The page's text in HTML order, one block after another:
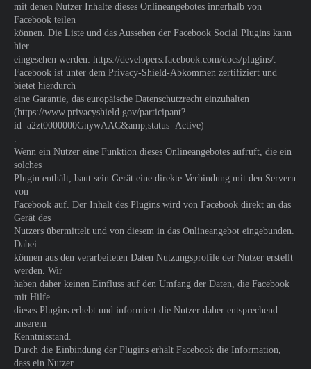
mit denen Nutzer Inhalte dieses Onlineangebotes innerhalb von
Facebook teilen
können. Die Liste und das Aussehen der Facebook Social Plugins kann
hier
eingesehen werden: https://developers.facebook.com/docs/plugins/.
Facebook ist unter dem Privacy-Shield-Abkommen zertifiziert und
bietet hierdurch
eine Garantie, das europäische Datenschutzrecht einzuhalten
(https://www.privacyshield.gov/participant?
id=a2zt0000000GnywAAC&amp;status=Active)
Wenn ein Nutzer eine Funktion dieses Onlineangebotes aufruft, die ein
solches
Plugin enthält, baut sein Gerät eine direkte Verbindung mit den Servern
von
Facebook auf. Der Inhalt des Plugins wird von Facebook direkt an das
Gerät des
Nutzers übermittelt und von diesem in das Onlineangebot eingebunden.
Dabei
können aus den verarbeiteten Daten Nutzungsprofile der Nutzer erstellt
werden. Wir
haben daher keinen Einfluss auf den Umfang der Daten, die Facebook
mit Hilfe
dieses Plugins erhebt und informiert die Nutzer daher entsprechend
unserem
Kenntnisstand.
Durch die Einbindung der Plugins erhält Facebook die Information,
dass ein Nutzer